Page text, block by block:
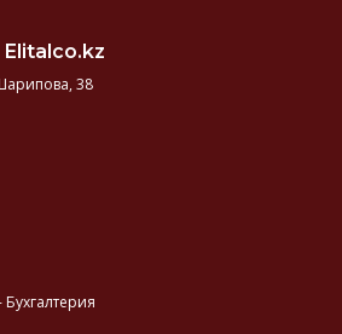
38
Бухгалтерия